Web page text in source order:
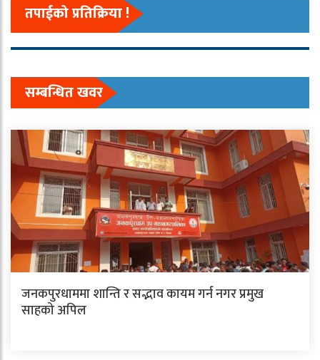
तपाईको प्रतिक्रिया !
सम्बन्धित खवर
जनकपुरधाममा शान्ति र सद्भाव कायम गर्न नगर प्रमुख
साहको अपिल